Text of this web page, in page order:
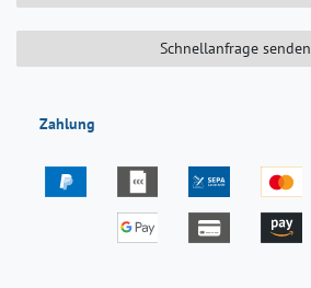
Schnellanfrage senden
Zahlung